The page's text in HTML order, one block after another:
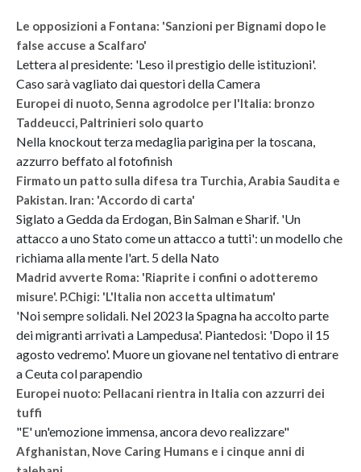
Le opposizioni a Fontana: 'Sanzioni per Bignami dopo le
false accuse a Scalfaro'
Lettera al presidente: 'Leso il prestigio delle istituzioni'.
Caso sarà vagliato dai questori della Camera
Europei di nuoto, Senna agrodolce per l'Italia: bronzo
Taddeucci, Paltrinieri solo quarto
Nella knockout terza medaglia parigina per la toscana,
azzurro beffato al fotofinish
Firmato un patto sulla difesa tra Turchia, Arabia Saudita e
Pakistan. Iran: 'Accordo di carta'
Siglato a Gedda da Erdogan, Bin Salman e Sharif. 'Un
attacco a uno Stato come un attacco a tutti': un modello che
richiama alla mente l'art. 5 della Nato
Madrid avverte Roma: 'Riaprite i confini o adotteremo
misure'. P.Chigi: 'L'Italia non accetta ultimatum'
'Noi sempre solidali. Nel 2023 la Spagna ha accolto parte
dei migranti arrivati a Lampedusa'. Piantedosi: 'Dopo il 15
agosto vedremo'. Muore un giovane nel tentativo di entrare
a Ceuta col parapendio
Europei nuoto: Pellacani rientra in Italia con azzurri dei
tuffi
"E' un'emozione immensa, ancora devo realizzare"
Afghanistan, Nove Caring Humans e i cinque anni di